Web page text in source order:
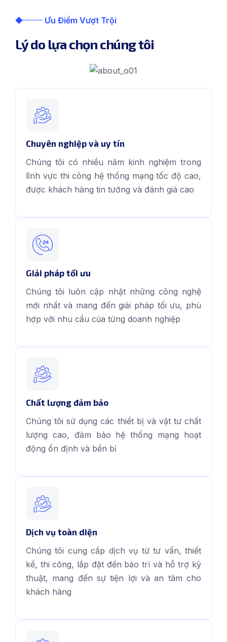
Ưu Điểm Vượt Trội
Lý do lựa chọn chúng tôi
Chuyên nghiệp và uy tín
Chúng tôi có nhiều năm kinh nghiệm trong
lĩnh vực thi công hệ thống mạng tốc độ cao,
được khách hàng tin tưởng và đánh giá cao
Giải pháp tối ưu
Chúng tôi luôn cập nhật những công nghệ
mới nhất và mang đến giải pháp tối ưu, phù
hợp với nhu cầu của từng doanh nghiệp
Chất lượng đảm bảo
Chúng tôi sử dụng các thiết bị và vật tư chất
lượng cao, đảm bảo hệ thống mạng hoạt
động ổn định và bền bỉ
Dịch vụ toàn diện
Chúng tôi cung cấp dịch vụ từ tư vấn, thiết
kế, thi công, lắp đặt đến bảo trì và hỗ trợ kỹ
thuật, mang đến sự tiện lợi và an tâm cho
khách hàng